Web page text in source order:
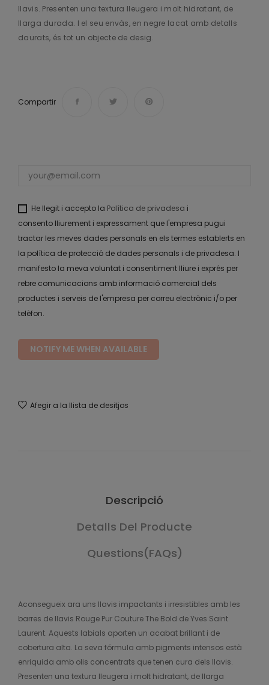
llavis. Presenten una textura lleugera i molt hidratant, de
llarga durada. I el seu envàs, en negre lacat amb detalls
daurats, és tot un objecte de desig.
Compartir
He llegit i accepto la Política de privadesa i
consento lliurement i expressament que l'empresa pugui
tractar les meves dades personals en els termes establerts en
la política de protecció de dades personals i de privadesa. I
manifesto la meva voluntat i consentiment lliure i exprés per
rebre comunicacions amb informació comercial dels
productes i serveis de l'empresa per correu electrònic i/o per
telèfon.
NOTIFY ME WHEN AVAILABLE
Afegir a la llista de desitjos
Descripció
Detalls Del Producte
Questions(FAQs)
Aconsegueix ara uns llavis impactants i irresistibles amb les
barres de llavis Rouge Pur Couture The Bold de Yves Saint
Laurent. Aquests labials aporten un acabat brillant i de
cobertura alta. La seva fórmula amb pigments intensos està
enriquida amb olis concentrats que tenen cura dels llavis.
Presenten una textura lleugera i molt hidratant, de llarga